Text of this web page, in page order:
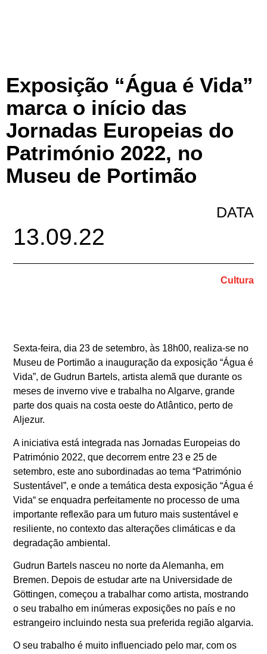
Exposição “Água é Vida”
marca o início das
Jornadas Europeias do
Património 2022, no
Museu de Portimão
DATA
13.09.22
Cultura
Sexta-feira, dia 23 de setembro, às 18h00, realiza-se no
Museu de Portimão a inauguração da exposição“Água é
Vida”, deGudrun Bartels, artista alemã que durante os
meses de inverno vive e trabalha no Algarve, grande
parte dos quais na costa oeste do Atlântico, perto de
Aljezur.
A iniciativa está integrada nas Jornadas Europeias do
Património 2022, que decorrem entre 23 e 25 de
setembro, este ano subordinadas ao tema “Património
Sustentável”, e onde a temática desta exposição “Água é
Vida“ se enquadra perfeitamente no processo de uma
importante reflexão para um futuro mais sustentável e
resiliente, no contexto das alterações climáticas e da
degradação ambiental.
Gudrun Bartels nasceu no norte da Alemanha, em
Bremen. Depois de estudar arte na Universidade de
Göttingen, começou a trabalhar como artista, mostrando
o seu trabalho em inúmeras exposições no país e no
estrangeiro incluindo nesta sua preferida região algarvia.
O seu trabalho é muito influenciado pelo mar, com os